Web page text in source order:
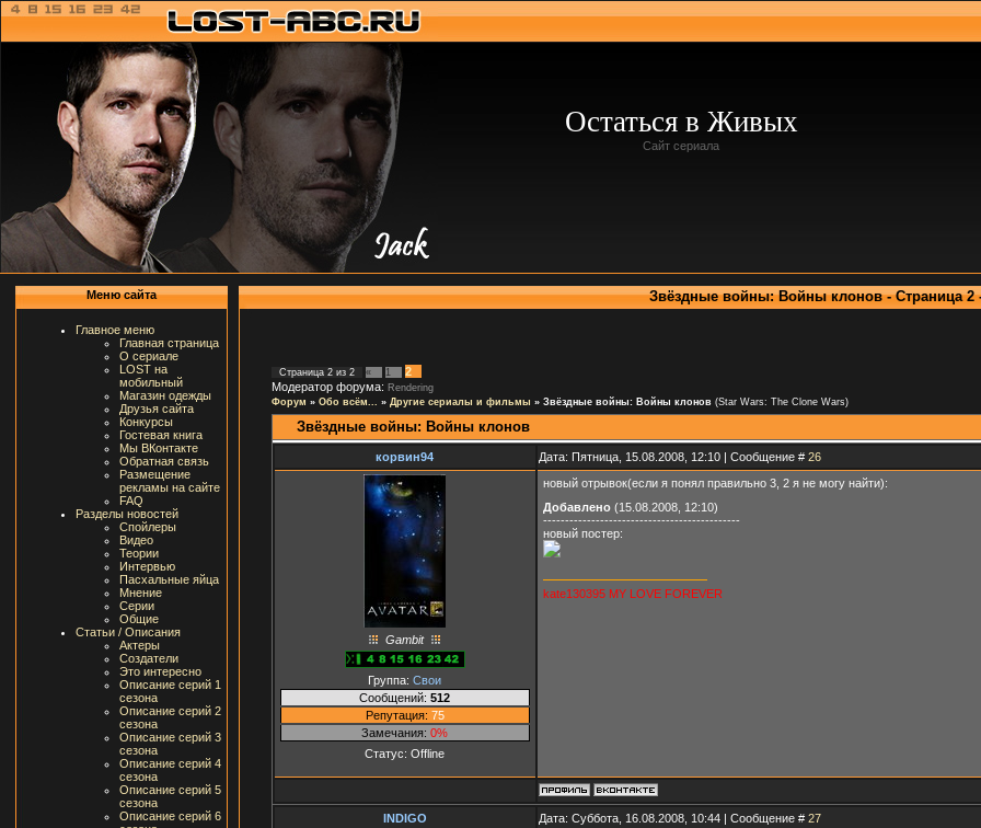
Остаться в Живых
Сайт сериала
Меню сайта
Главное меню
Главная страница
О сериале
LOST на
мобильный
Магазин одежды
Друзья сайта
Конкурсы
Гостевая книга
Мы ВКонтакте
Обратная связь
Размещение
рекламы на сайте
FAQ
Разделы новостей
Спойлеры
Видео
Теории
Интервью
Пасхальные яйца
Мнение
Серии
Общие
Статьи / Описания
Актеры
Создатели
Это интересно
Описание серий 1
сезона
Описание серий 2
сезона
Описание серий 3
сезона
Описание серий 4
сезона
Описание серий 5
сезона
Описание серий 6
Звёздные войны: Войны клонов - Страница 2
Страница 2из 2 « 1
2
Модератор форума: Rendering
Форум » Обо всём... » Другие сериалы и фильмы » Звёздные войны: Войны клонов (Star Wars: The Clone Wars)
Звёздные войны: Войны клонов
корвин94 Дата: Пятница, 15.08.2008, 12:10 | Сообщение # 26
Gambit
Группа: Свои
Сообщений: 512
Репутация: 75
Замечания: 0%
Статус: Offline
новый отрывок(если я понял правильно 3, 2 я не могу найти):
Добавлено(15.08.2008, 12:10)
---------------------------------------------
новый постер:
kate130395 MY LOVE FOREVER
INDIGO Дата: Суббота, 16.08.2008, 10:44 | Сообщение # 27